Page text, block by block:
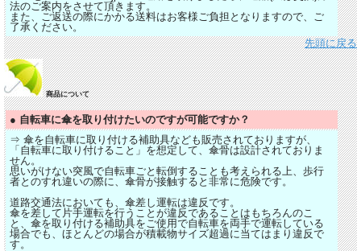
法のご案内をさせて頂きます。
また、ご返送の際にかかる送料はお客様ご負担となりますので、ご
了承ください。
先頭に戻る
商品について
● 自転車に傘を取り付けたいのですが可能ですか？
⇒ 傘を自転車に取り付ける補助具なども販売されておりますが、
「自転車に取り付けること」を想定して、傘骨は設計されておりま
せん。
思いがけない突風で自転車ごと転倒することも考えられる上、歩行
者とのすれ違いの際に、傘骨が接触すると非常に危険です。
道路交通法においても、傘差し運転は違反です。
傘を差して片手運転を行うことが違反であることはもちろんのこ
と、傘を取り付ける補助具をご使用で自転車を両手で運転している
場合でも、ほとんどの場合が積載物サイズ超過に当てはまり違反で
す。